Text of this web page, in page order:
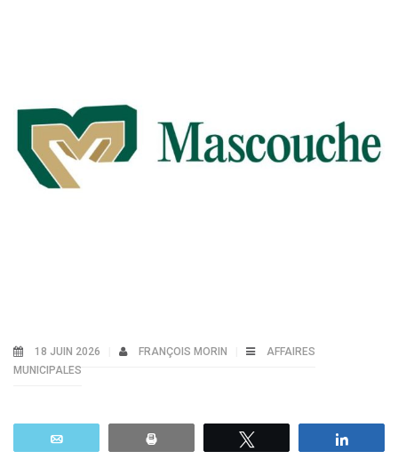
18 JUIN 2026 FRANÇOIS MORIN
AFFAIRES
MUNICIPALES